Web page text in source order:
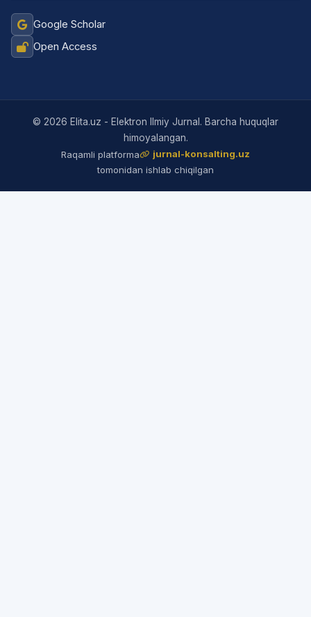
Google Scholar
Open Access
© 2026 Elita.uz - Elektron Ilmiy Jurnal. Barcha huquqlar
himoyalangan.
Raqamli platforma
jurnal-konsalting.uz
tomonidan ishlab chiqilgan